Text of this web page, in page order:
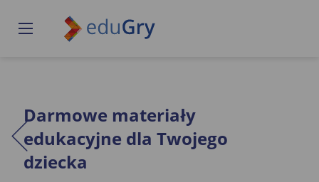
Darmowe materiały
edukacyjne dla Twojego
dziecka